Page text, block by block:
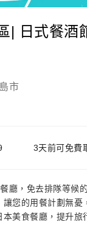
| 日式餐酒
市
3天前可免費
廳，免去排隊等候
您的用餐計劃無憂
美食餐廳，提升